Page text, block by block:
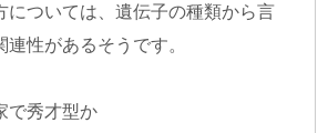
については、遺伝子の種類から言
性があるそうです。
で秀才型か